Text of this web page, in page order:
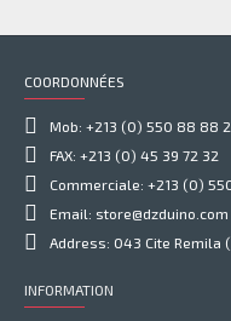
COORDONNÉES
Mob: +213 (0) 550 88 88
FAX: +213 (0) 45 39 72 32
Commerciale: +213 (0)
Email: store@dzduino.com
Address: 043 Cite Remila
INFORMATION